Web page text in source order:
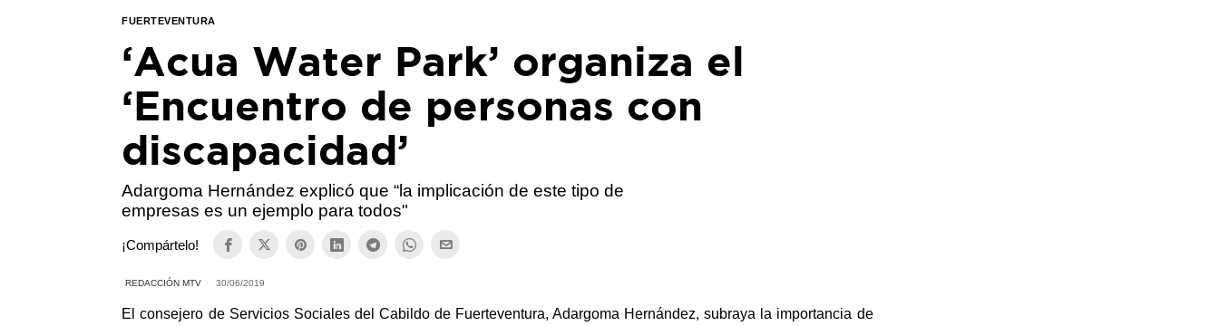
FUERTEVENTURA
‘Acua Water Park’ organiza el
‘Encuentro de personas con
discapacidad’
Adargoma Hernández explicó que “la implicación de este tipo de
empresas es un ejemplo para todos"
¡Compártelo!
REDACCIÓN MTV 30/06/2019
El consejero de Servicios Sociales del Cabildo de Fuerteventura, Adargoma Hernández, subraya la importancia de